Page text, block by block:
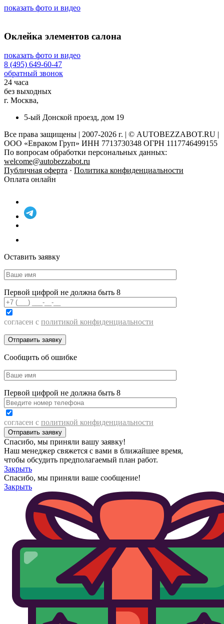
показать фото и видео
Оклейка элементов салона
показать фото и видео
8 (495) 649-60-47
обратный звонок
24 часа
без выходных
г. Москва,
5-ый Донской проезд, дом 19
Все права защищены | 2007-2026 г. | © AUTOBEZZABOT.RU |
ООО «Евраком Груп» ИНН 7713730348 ОГРН 1117746499155
По вопросам обработки персональных данных:
welcome@autobezzabot.ru
Публичная оферта · Политика конфиденциальности
Оплата онлайн
Оставить заявку
Первой цифрой не должна быть 8
согласен с политикой конфиденциальности
Сообщить об ошибке
Первой цифрой не должна быть 8
согласен с политикой конфиденциальности
Спасибо, мы приняли вашу заявку!
Наш менеджер свяжется с вами в ближайшее время,
чтобы обсудить предполагаемый план работ.
Закрыть
Спасибо, мы приняли ваше сообщение!
Закрыть